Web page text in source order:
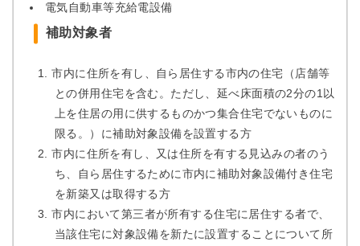
電気自動車等充給電設備
補助対象者
市内に住所を有し、自ら居住する市内の住宅（店舗等
との併用住宅を含む。ただし、延べ床面積の2分の1以
上を住居の用に供するものかつ集合住宅でないものに
限る。）に補助対象設備を設置する方
市内に住所を有し、又は住所を有する見込みの者のう
ち、自ら居住するために市内に補助対象設備付き住宅
を新築又は取得する方
市内において第三者が所有する住宅に居住する者で、
当該住宅に対象設備を新たに設置することについて所